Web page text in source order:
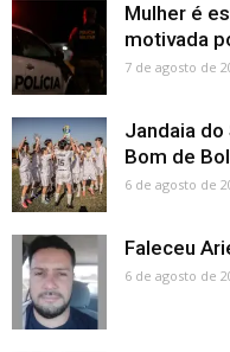
Mulher é
motivada
7 de agosto de
Jandaia
Bom de
6 de agosto de
Faleceu
6 de agosto de